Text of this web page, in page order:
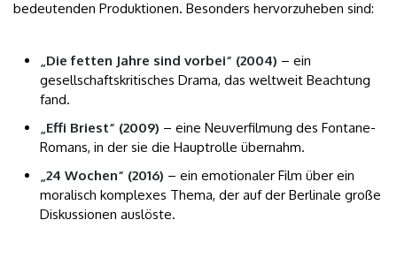
bedeutenden Produktionen. Besonders hervorzuheben sind:
„Die fetten Jahre sind vorbei“ (2004) – ein
gesellschaftskritisches Drama, das weltweit Beachtung
fand.
„Effi Briest“ (2009) – eine Neuverfilmung des Fontane-
Romans, in der sie die Hauptrolle übernahm.
„24 Wochen“ (2016) – ein emotionaler Film über ein
moralisch komplexes Thema, der auf der Berlinale große
Diskussionen auslöste.